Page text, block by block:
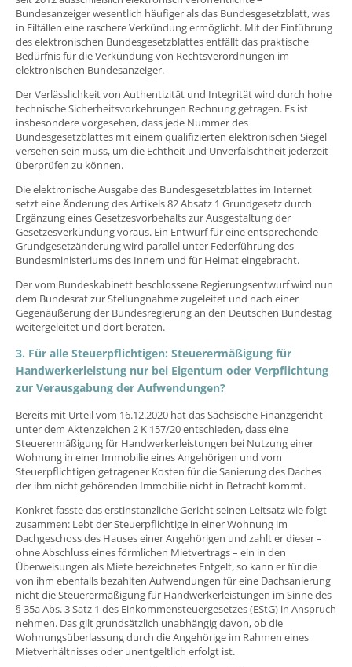
Bundesanzeiger wesentlich häufiger als das Bundesgesetzblatt, was
in Eilfällen eine raschere Verkündung ermöglicht. Mit der Einführung
des elektronischen Bundesgesetzblattes entfällt das praktische
Bedürfnis für die Verkündung von Rechtsverordnungen im
elektronischen Bundesanzeiger.
Der Verlässlichkeit von Authentizität und Integrität wird durch hohe
technische Sicherheitsvorkehrungen Rechnung getragen. Es ist
insbesondere vorgesehen, dass jede Nummer des
Bundesgesetzblattes mit einem qualifizierten elektronischen Siegel
versehen sein muss, um die Echtheit und Unverfälschtheit jederzeit
überprüfen zu können.
Die elektronische Ausgabe des Bundesgesetzblattes im Internet
setzt eine Änderung des Artikels 82 Absatz 1 Grundgesetz durch
Ergänzung eines Gesetzesvorbehalts zur Ausgestaltung der
Gesetzesverkündung voraus. Ein Entwurf für eine entsprechende
Grundgesetzänderung wird parallel unter Federführung des
Bundesministeriums des Innern und für Heimat eingebracht.
Der vom Bundeskabinett beschlossene Regierungsentwurf wird nun
dem Bundesrat zur Stellungnahme zugeleitet und nach einer
Gegenäußerung der Bundesregierung an den Deutschen Bundestag
weitergeleitet und dort beraten.
3. Für alle Steuerpflichtigen: Steuerermäßigung für
Handwerkerleistung nur bei Eigentum oder Verpflichtung
zur Verausgabung der Aufwendungen?
Bereits mit Urteil vom 16.12.2020 hat das Sächsische Finanzgericht
unter dem Aktenzeichen 2 K 157/20 entschieden, dass eine
Steuerermäßigung für Handwerkerleistungen bei Nutzung einer
Wohnung in einer Immobilie eines Angehörigen und vom
Steuerpflichtigen getragener Kosten für die Sanierung des Daches
der ihm nicht gehörenden Immobilie nicht in Betracht kommt.
Konkret fasste das erstinstanzliche Gericht seinen Leitsatz wie folgt
zusammen: Lebt der Steuerpflichtige in einer Wohnung im
Dachgeschoss des Hauses einer Angehörigen und zahlt er dieser –
ohne Abschluss eines förmlichen Mietvertrags – ein in den
Überweisungen als Miete bezeichnetes Entgelt, so kann er für die
von ihm ebenfalls bezahlten Aufwendungen für eine Dachsanierung
nicht die Steuerermäßigung für Handwerkerleistungen im Sinne des
§ 35a Abs. 3 Satz 1 des Einkommensteuergesetzes (EStG) in Anspruch
nehmen. Das gilt grundsätzlich unabhängig davon, ob die
Wohnungsüberlassung durch die Angehörige im Rahmen eines
Mietverhältnisses oder unentgeltlich erfolgt ist.